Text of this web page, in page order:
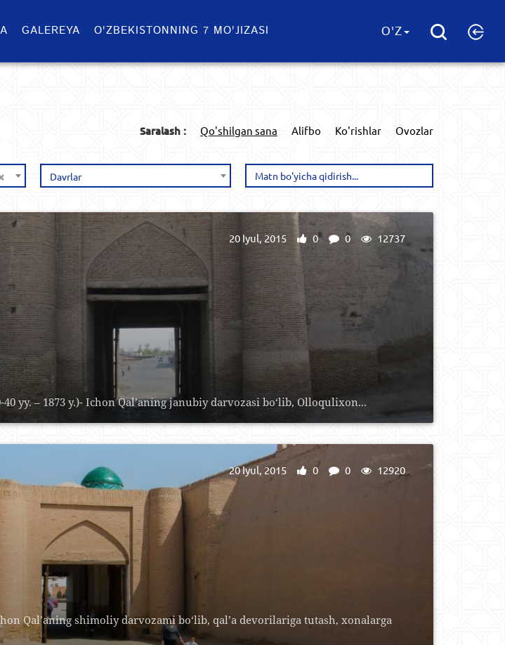
GALEREYA O'ZBEKISTONNING 7 MO'JIZASI O'Z
Saralash : Qo'shilgan sana Alifbo Ko'rishlar Ovozlar
Davrlar
yy. – 1873 y.)- Ichon Qal’aning janubiy darvozasi bo‘lib, Olloqulixon...
20 Iyul, 2015 0 0 12737
Qal’aning shimoliy darvozami bo‘lib, qal’a devorilariga tutash, xonalarga
20 Iyul, 2015 0 0 12920